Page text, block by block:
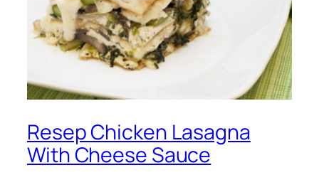
Resep Chicken Lasagna
With Cheese Sauce